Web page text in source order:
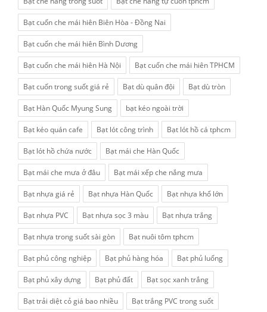
Bạt cuốn che mái hiên Biên Hòa - Đồng Nai
Bạt cuốn che mái hiên Bình Dương
Bạt cuốn che mái hiên Hà Nội Bạt cuốn che mái hiên TPHCM
Bạt cuốn trong suốt giá rẻ Bạt dù quân đội Bạt dù tròn
Bạt Hàn Quốc Myung Sung bạt kéo ngoài trời
Bạt kéo quán cafe Bạt lót công trình Bạt lót hồ cá tphcm
Bạt lót hồ chứa nước Bạt mái che Hàn Quốc
Bạt mái che mưa ở đâu Bạt mái xếp che nắng mưa
Bạt nhựa giá rẻ Bạt nhựa Hàn Quốc Bạt nhựa khổ lớn
Bạt nhựa PVC Bạt nhựa sọc 3 màu Bạt nhựa trắng
Bạt nhựa trong suốt sài gòn Bạt nuôi tôm tphcm
Bạt phủ công nghiệp Bạt phủ hàng hóa Bạt phủ luống
Bạt phủ xây dựng Bạt phủ đất Bạt sọc xanh trắng
Bạt trải diệt cỏ giá bao nhiều Bạt trắng PVC trong suốt